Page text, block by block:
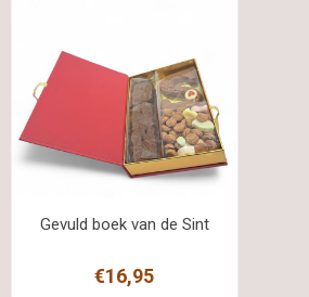
Gevuld boek van de Sint
€16,95